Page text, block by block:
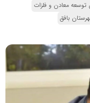
توسعه معادن و فلزات
بافق